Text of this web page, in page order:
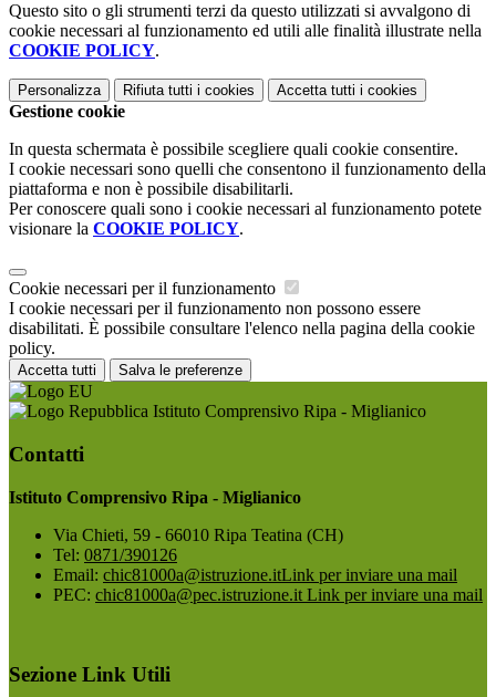
Questo sito o gli strumenti terzi da questo utilizzati si avvalgono di
cookie necessari al funzionamento ed utili alle finalità illustrate nella
COOKIE POLICY.
Personalizza Rifiuta tutti i cookies Accetta tutti i cookies
Gestione cookie
In questa schermata è possibile scegliere quali cookie consentire.
I cookie necessari sono quelli che consentono il funzionamento della
piattaforma e non è possibile disabilitarli.
Per conoscere quali sono i cookie necessari al funzionamento potete
visionare la COOKIE POLICY.
Cookie necessari per il funzionamento
I cookie necessari per il funzionamento non possono essere
disabilitati. È possibile consultare l'elenco nella pagina della cookie
policy.
Accetta tutti Salva le preferenze
Istituto Comprensivo Ripa - Miglianico
Contatti
Istituto Comprensivo Ripa - Miglianico
Via Chieti, 59 - 66010 Ripa Teatina (CH)
Tel: 0871/390126
Email: chic81000a@istruzione.itLink per inviare una mail
PEC: chic81000a@pec.istruzione.it Link per inviare una mail
Sezione Link Utili